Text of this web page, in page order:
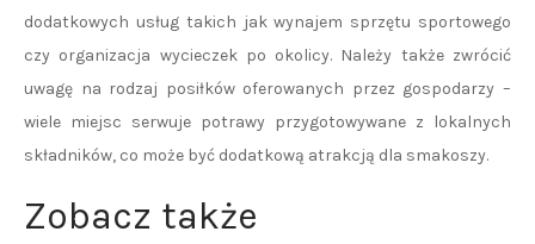
dodatkowych usług takich jak wynajem sprzętu sportowego
czy organizacja wycieczek po okolicy. Należy także zwrócić
uwagę na rodzaj posiłków oferowanych przez gospodarzy –
wiele miejsc serwuje potrawy przygotowywane z lokalnych
składników, co może być dodatkową atrakcją dla smakoszy.
Zobacz także